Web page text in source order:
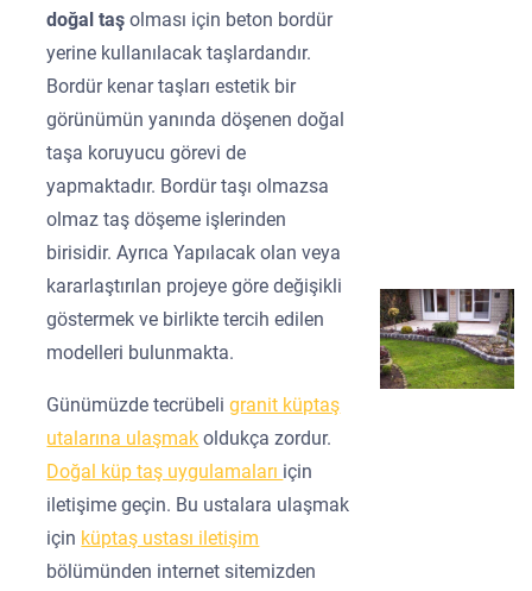
doğal taşolması için beton bordür
yerine kullanılacak taşlardandır.
Bordür kenar taşları estetik bir
görünümün yanında döşenen doğal
taşa koruyucu görevi de
yapmaktadır. Bordür taşı olmazsa
olmaz taş döşeme işlerinden
birisidir. Ayrıca Yapılacak olan veya
kararlaştırılan projeye göre değişikli
göstermek ve birlikte tercih edilen
modelleri bulunmakta.
Günümüzde tecrübeligranit küptaş
utalarına ulaşmak oldukça zordur.
Doğal küp taş uygulamaları için
iletişime geçin. Bu ustalara ulaşmak
için küptaş ustası iletişim
bölümünden internet sitemizden